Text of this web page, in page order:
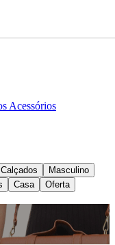
Acessórios
Calçados
Masculino
Casa Oferta